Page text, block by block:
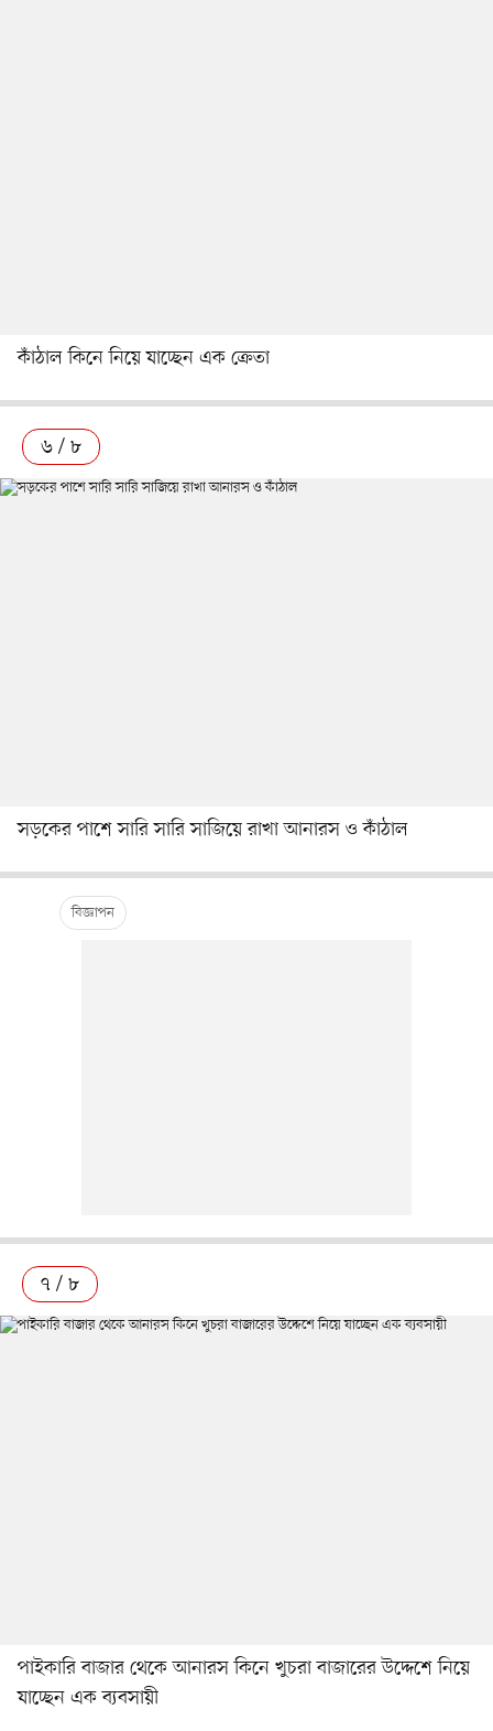
কাঁঠাল কিনে নিয়ে যাচ্ছেন এক ক্রেতা
৬ / ৮
সড়কের পাশে সারি সারি সাজিয়ে রাখা আনারস ও কাঁঠাল
৭ / ৮
পাইকারি বাজার থেকে আনারস কিনে খুচরা বাজারের উদ্দেশে নিয়ে
যাচ্ছেন এক ব্যবসায়ী